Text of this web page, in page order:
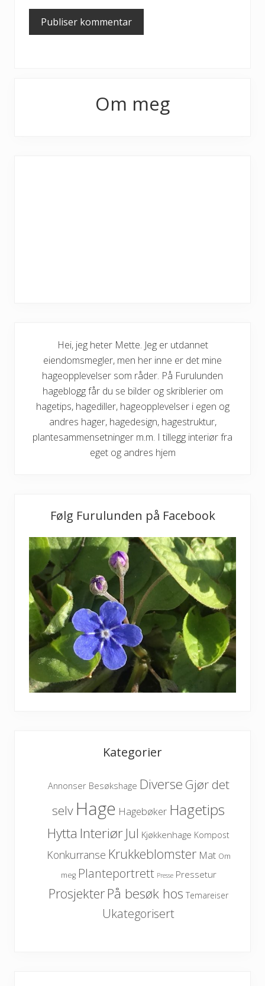
Om meg
Hei, jeg heter Mette. Jeg er utdannet
eiendomsmegler, men her inne er det mine
hageopplevelser som råder. På Furulunden
hageblogg får du se bilder og skriblerier om
hagetips, hagediller, hageopplevelser i egen og
andres hager, hagedesign, hagestruktur,
plantesammensetninger m.m. I tillegg interiør fra
eget og andres hjem
Følg Furulunden på Facebook
Kategorier
Annonser Besøkshage Diverse Gjør det
selv Hage Hagebøker Hagetips
Hytta Interiør Jul Kjøkkenhage Kompost
Konkurranse Krukkeblomster Mat Om
meg Planteportrett Presse Pressetur
ProsjekterPå besøk hos Temareiser
Ukategorisert